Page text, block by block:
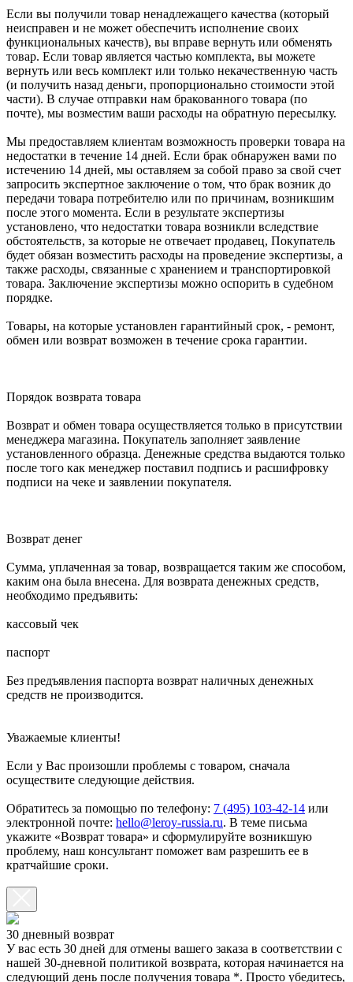
Если вы получили товар ненадлежащего качества (который
неисправен и не может обеспечить исполнение своих
функциональных качеств), вы вправе вернуть или обменять
товар. Если товар является частью комплекта, вы можете
вернуть или весь комплект или только некачественную часть
(и получить назад деньги, пропорционально стоимости этой
части). В случае отправки нам бракованного товара (по
почте), мы возместим ваши расходы на обратную пересылку.
Мы предоставляем клиентам возможность проверки товара на
недостатки в течение 14 дней. Если брак обнаружен вами по
истечению 14 дней, мы оставляем за собой право за свой счет
запросить экспертное заключение о том, что брак возник до
передачи товара потребителю или по причинам, возникшим
после этого момента. Если в результате экспертизы
установлено, что недостатки товара возникли вследствие
обстоятельств, за которые не отвечает продавец, Покупатель
будет обязан возместить расходы на проведение экспертизы, а
также расходы, связанные с хранением и транспортировкой
товара. Заключение экспертизы можно оспорить в судебном
порядке.
Товары, на которые установлен гарантийный срок, - ремонт,
обмен или возврат возможен в течение срока гарантии.
Порядок возврата товара
Возврат и обмен товара осуществляется только в присутствии
менеджера магазина. Покупатель заполняет заявление
установленного образца. Денежные средства выдаются только
после того как менеджер поставил подпись и расшифровку
подписи на чеке и заявлении покупателя.
Возврат денег
Сумма, уплаченная за товар, возвращается таким же способом,
каким она была внесена. Для возврата денежных средств,
необходимо предъявить:
кассовый чек
паспорт
Без предъявления паспорта возврат наличных денежных
средств не производится.
Уважаемые клиенты!
Если у Вас произошли проблемы с товаром, сначала
осуществите следующие действия.
Обратитесь за помощью по телефону: 7 (495) 103-42-14 или
электронной почте: hello@leroy-russia.ru. В теме письма
укажите «Возврат товара» и сформулируйте возникшую
проблему, наш консультант поможет вам разрешить ее в
кратчайшие сроки.
30 дневный возврат
У вас есть 30 дней для отмены вашего заказа в соответствии с
нашей 30-дневной политикой возврата, которая начинается на
следующий день после получения товара *. Просто убедитесь,